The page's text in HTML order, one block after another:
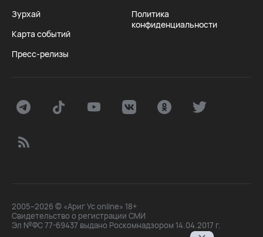
Зурхай
Карта событий
Пресс-релизы
Политика
конфиденциальности
2005–2026 © «Ариг Ус online» 18+
Свидетельство о регистрации СМИ
Эл №ФС 77-69437 выдано Роскомнадзором 14.04.2017 г.